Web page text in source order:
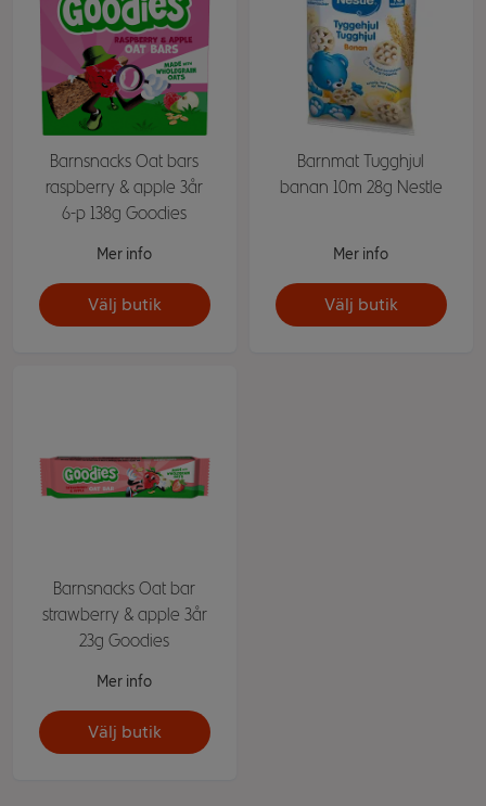
Barnsnacks Oat bars
raspberry & apple 3år
6-p 138g Goodies
Mer info
Välj butik
Barnmat Tugghjul
banan 10m 28g Nestle
Mer info
Välj butik
Barnsnacks Oat bar
strawberry & apple 3år
23g Goodies
Mer info
Välj butik